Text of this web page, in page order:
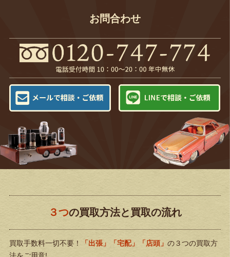
お問合わせ
３つの買取方法と買取の流れ
買取手数料一切不要！ 「出張」「宅配」「店頭」 の３つの買取方